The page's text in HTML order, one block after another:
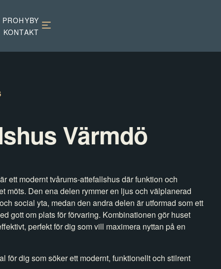
KONTAKT
Värmdö
ett modernt två­rums‑attefallshus där funktion och
möts. Den ena delen rymmer en ljus och välplanerad
social yta, medan den andra delen är utformad som ett
gott om plats för förvaring. Kombinationen gör huset
perfekt för dig som vill maximera nyttan på en
för dig som söker ett modernt, funktionellt och stilrent